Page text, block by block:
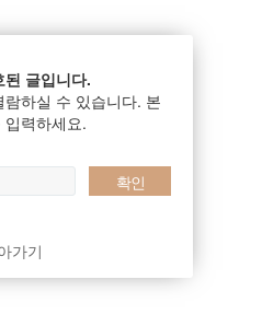
글입니다.
하실 수 있습니다. 본
력하세요.
가기